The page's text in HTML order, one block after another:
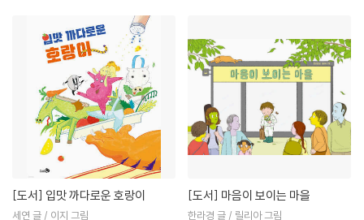
[도서] 입맛 까다로운 호랑이
세연 글 / 이지 그림
[도서] 마음이 보이는 마을
한라경 글 / 릴리아 그림